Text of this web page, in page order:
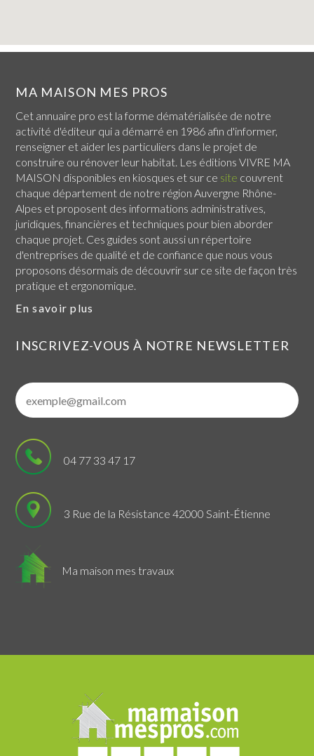
MA MAISON MES PROS
Cet annuaire pro est la forme dématérialisée de notre
activité d'éditeur qui a démarré en 1986 afin d'informer,
renseigner et aider les particuliers dans le projet de
construire ou rénover leur habitat. Les éditions VIVRE MA
MAISON disponibles en kiosques et sur ce site couvrent
chaque département de notre région Auvergne Rhône-
Alpes et proposent des informations administratives,
juridiques, financières et techniques pour bien aborder
chaque projet. Ces guides sont aussi un répertoire
d'entreprises de qualité et de confiance que nous vous
proposons désormais de découvrir sur ce site de façon très
pratique et ergonomique.
En savoir plus
INSCRIVEZ-VOUS À NOTRE NEWSLETTER
04 77 33 47 17
3 Rue de la Résistance 42000 Saint-Étienne
Ma maison mes travaux